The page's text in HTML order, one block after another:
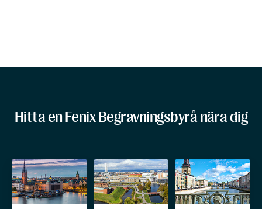
Hitta en Fenix Begravningsbyrå nära dig